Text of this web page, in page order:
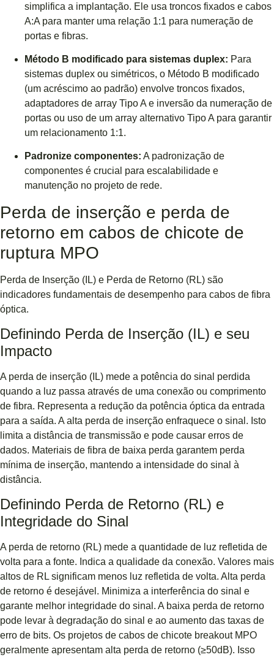
simplifica a implantação. Ele usa troncos fixados e cabos
A:A para manter uma relação 1:1 para numeração de
portas e fibras.
Método B modificado para sistemas duplex: Para
sistemas duplex ou simétricos, o Método B modificado
(um acréscimo ao padrão) envolve troncos fixados,
adaptadores de array Tipo A e inversão da numeração de
portas ou uso de um array alternativo Tipo A para garantir
um relacionamento 1:1.
Padronize componentes: A padronização de
componentes é crucial para escalabilidade e
manutenção no projeto de rede.
Perda de inserção e perda de
retorno em cabos de chicote de
ruptura MPO
Perda de Inserção (IL) e Perda de Retorno (RL) são
indicadores fundamentais de desempenho para cabos de fibra
óptica.
Definindo Perda de Inserção (IL) e seu
Impacto
A perda de inserção (IL) mede a potência do sinal perdida
quando a luz passa através de uma conexão ou comprimento
de fibra. Representa a redução da potência óptica da entrada
para a saída. A alta perda de inserção enfraquece o sinal. Isto
limita a distância de transmissão e pode causar erros de
dados. Materiais de fibra de baixa perda garantem perda
mínima de inserção, mantendo a intensidade do sinal à
distância.
Definindo Perda de Retorno (RL) e
Integridade do Sinal
A perda de retorno (RL) mede a quantidade de luz refletida de
volta para a fonte. Indica a qualidade da conexão. Valores mais
altos de RL significam menos luz refletida de volta. Alta perda
de retorno é desejável. Minimiza a interferência do sinal e
garante melhor integridade do sinal. A baixa perda de retorno
pode levar à degradação do sinal e ao aumento das taxas de
erro de bits. Os projetos de cabos de chicote breakout MPO
geralmente apresentam alta perda de retorno (≥50dB). Isso